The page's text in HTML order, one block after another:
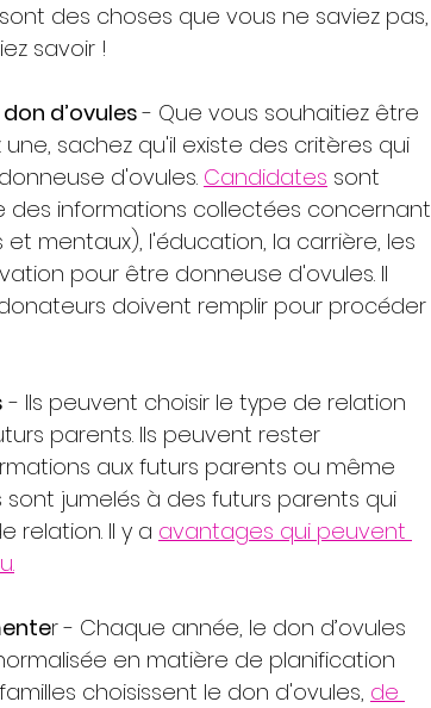
des choses que vous ne saviez pas,
savoir !
d’ovules - Que vous souhaitiez être
sachez qu'il existe des critères qui
d'ovules. Candidates sont
des informations collectées concernant
mentaux), l'éducation, la carrière, les
pour être donneuse d'ovules. Il
doivent remplir pour procéder
- Ils peuvent choisir le type de relation
parents. Ils peuvent rester
aux futurs parents ou même
jumelés à des futurs parents qui
relation. Il y a avantages qui peuvent
r - Chaque année, le don d’ovules
en matière de planification
choisissent le don d'ovules, de